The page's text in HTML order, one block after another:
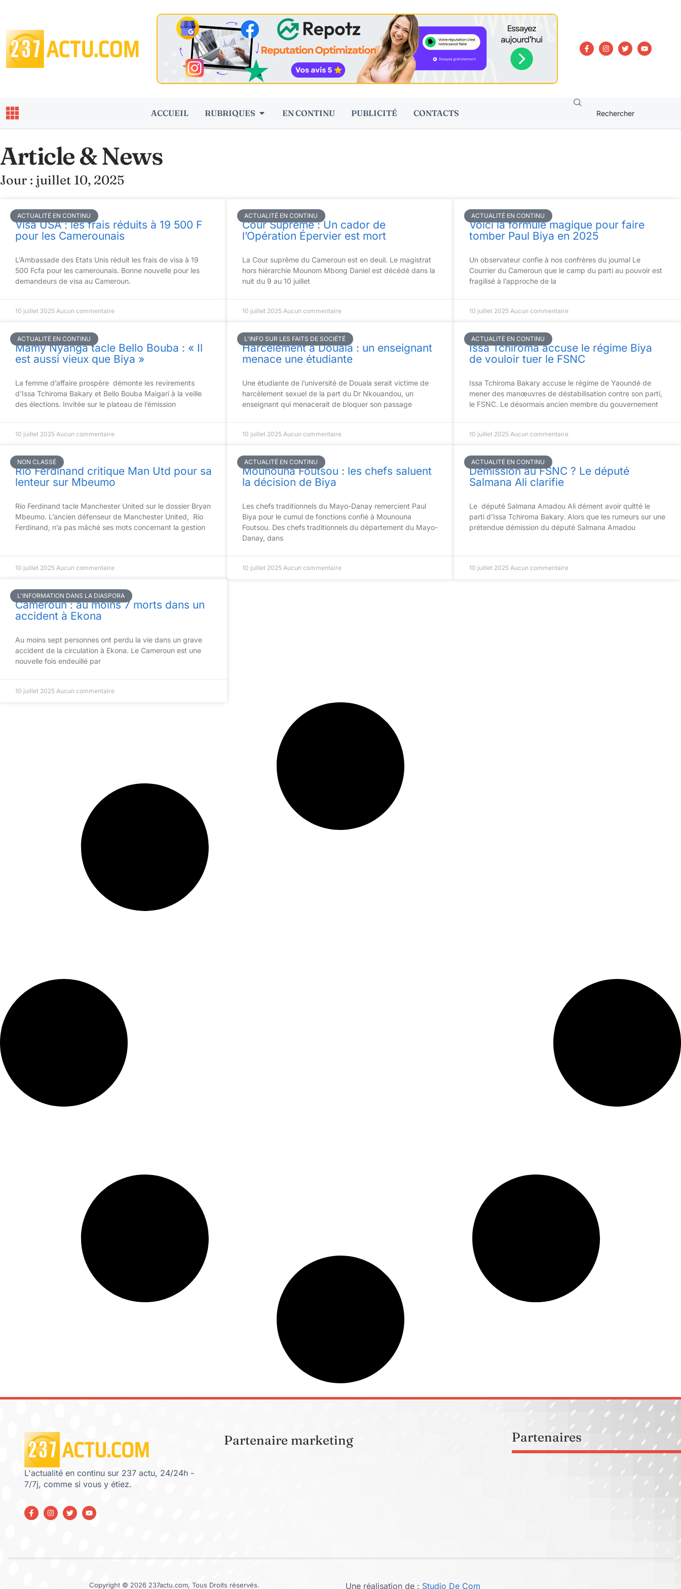
ACCUEIL RUBRIQUES EN CONTINU PUBLICITÉ CONTACTS
Article & News
Jour : juillet 10, 2025
ACTUALITÉ EN CONTINU
Visa USA : les frais réduits à 19 500 F
pour les Camerounais
L’Ambassade des Etats Unis réduit les frais de visa à 19
500 Fcfa pour les camerounais. Bonne nouvelle pour les
demandeurs de visa au Cameroun.
10 juillet 2025 Aucun commentaire
ACTUALITÉ EN CONTINU
Cour Suprême : Un cador de
l’Opération Épervier est mort
La Cour suprême du Cameroun est en deuil. Le magistrat
hors hiérarchie Mounom Mbong Daniel est décédé dans la
nuit du 9 au 10 juillet
10 juillet 2025 Aucun commentaire
ACTUALITÉ EN CONTINU
Voici la formule magique pour faire
tomber Paul Biya en 2025
Un observateur confie à nos confrères du journal Le
Courrier du Cameroun que le camp du parti au pouvoir est
fragilisé à l’approche de la
10 juillet 2025 Aucun commentaire
ACTUALITÉ EN CONTINU
Mamy Nyanga tacle Bello Bouba : « Il
est aussi vieux que Biya »
La femme d’affaire prospère démonte les revirements
d’Issa Tchiroma Bakary et Bello Bouba Maigari à la veille
des élections. Invitée sur le plateau de l’émission
10 juillet 2025 Aucun commentaire
L'INFO SUR LES FAITS DE SOCIÉTÉ
Harcèlement à Douala : un enseignant
menace une étudiante
Une étudiante de l’université de Douala serait victime de
harcèlement sexuel de la part du Dr Nkouandou, un
enseignant qui menacerait de bloquer son passage
10 juillet 2025 Aucun commentaire
ACTUALITÉ EN CONTINU
Issa Tchiroma accuse le régime Biya
de vouloir tuer le FSNC
Issa Tchiroma Bakary accuse le régime de Yaoundé de
mener des manœuvres de déstabilisation contre son parti,
le FSNC. Le désormais ancien membre du gouvernement
10 juillet 2025 Aucun commentaire
NON CLASSÉ
Rio Ferdinand critique Man Utd pour sa
lenteur sur Mbeumo
Rio Ferdinand tacle Manchester United sur le dossier Bryan
Mbeumo. L’ancien défenseur de Manchester United, Rio
Ferdinand, n’a pas mâché ses mots concernant la gestion
10 juillet 2025 Aucun commentaire
ACTUALITÉ EN CONTINU
Mounouna Foutsou : les chefs saluent
la décision de Biya
Les chefs traditionnels du Mayo-Danay remercient Paul
Biya pour le cumul de fonctions confié à Mounouna
Foutsou. Des chefs traditionnels du département du Mayo-
Danay, dans
10 juillet 2025 Aucun commentaire
ACTUALITÉ EN CONTINU
Démission au FSNC ? Le député
Salmana Ali clarifie
Le député Salmana Amadou Ali dément avoir quitté le
parti d’Issa Tchiroma Bakary. Alors que les rumeurs sur une
prétendue démission du député Salmana Amadou
10 juillet 2025 Aucun commentaire
L'INFORMATION DANS LA DIASPORA
Cameroun : au moins 7 morts dans un
accident à Ekona
Au moins sept personnes ont perdu la vie dans un grave
accident de la circulation à Ekona. Le Cameroun est une
nouvelle fois endeuillé par
10 juillet 2025 Aucun commentaire
L'actualité en continu sur 237 actu, 24/24h -
7/7j, comme si vous y étiez.
Partenaire marketing Partenaires
Copyright © 2026 237actu.com, Tous Droits réservés. Une réalisation de : Studio De Com